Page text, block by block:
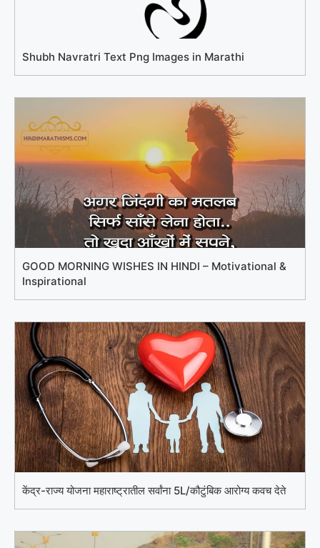
Shubh Navratri Text Png Images in Marathi
GOOD MORNING WISHES IN HINDI – Motivational &
Inspirational
केंद्र-राज्य योजना महाराष्ट्रातील सर्वांना 5L/कौटुंबिक आरोग्य कवच देते